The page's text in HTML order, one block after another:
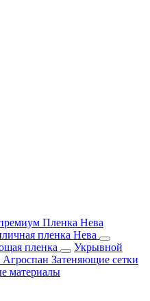
Пленка Нева
пленка Нева
пленка
Укрывной
Агроспан Затеняющие сетки
материалы